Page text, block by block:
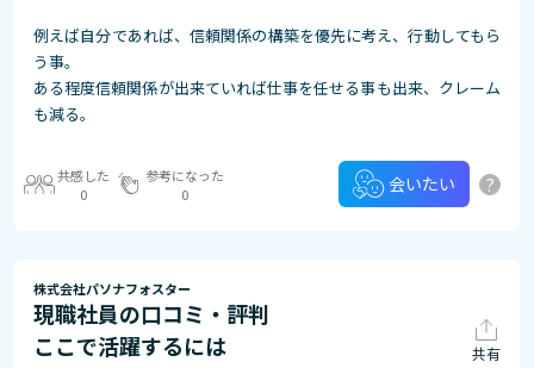
例えば自分であれば、信頼関係の構築を優先に考え、行動してもら
う事。
ある程度信頼関係が出来ていれば仕事を任せる事も出来、クレーム
も減る。
共感した
0
参考になった
0
会いたい ?
株式会社パソナフォスター
現職社員の口コミ・評判
ここで活躍するには
共有